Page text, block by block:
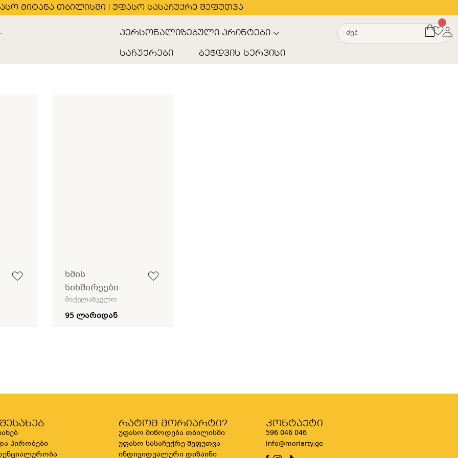
მიტანა თბილისში | უფასო სასაჩუქრე შეფუთვა
პერსონალიზებული პრინტები
საჩუქრები ბეჭდვის სერვისი
ხმის
სიხშირეები
მიქელანჯელო
95 ლარიდან
პირობები
რატომ მორიარტი?
უფასო მიწოდება თბილისში
უფასო სასაჩუქრე შეფუთვა
ინდივიდუალური დიზაინი
კონტაქტი
596 046 046
info@moriarty.ge